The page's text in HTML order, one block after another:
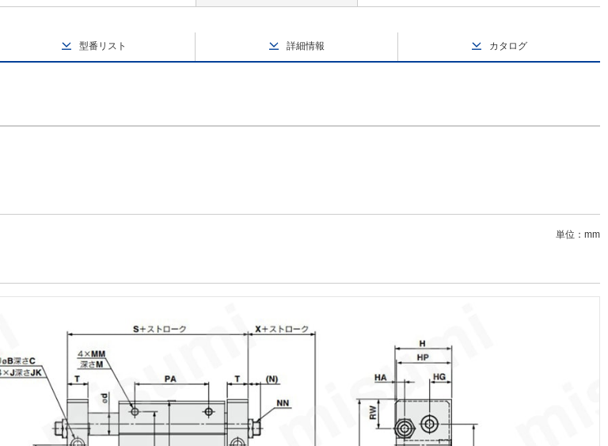
型番リスト 詳細情報 カタログ
単位：mm